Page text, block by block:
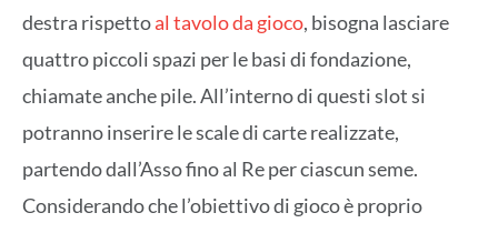
destra rispettoal tavolo da gioco, bisogna lasciare
quattro piccoli spazi per le basi di fondazione,
chiamate anche pile. All’interno di questi slot si
potranno inserire le scale di carte realizzate,
partendo dall’Asso fino al Re per ciascun seme.
Considerando che l’obiettivo di gioco è proprio